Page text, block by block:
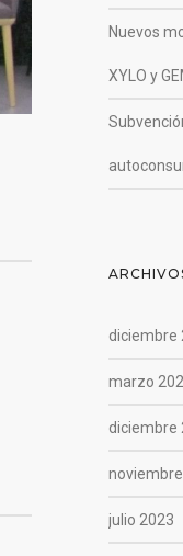
Nuevos
XYLO y
diciembre
marzo
diciembre
julio 2023